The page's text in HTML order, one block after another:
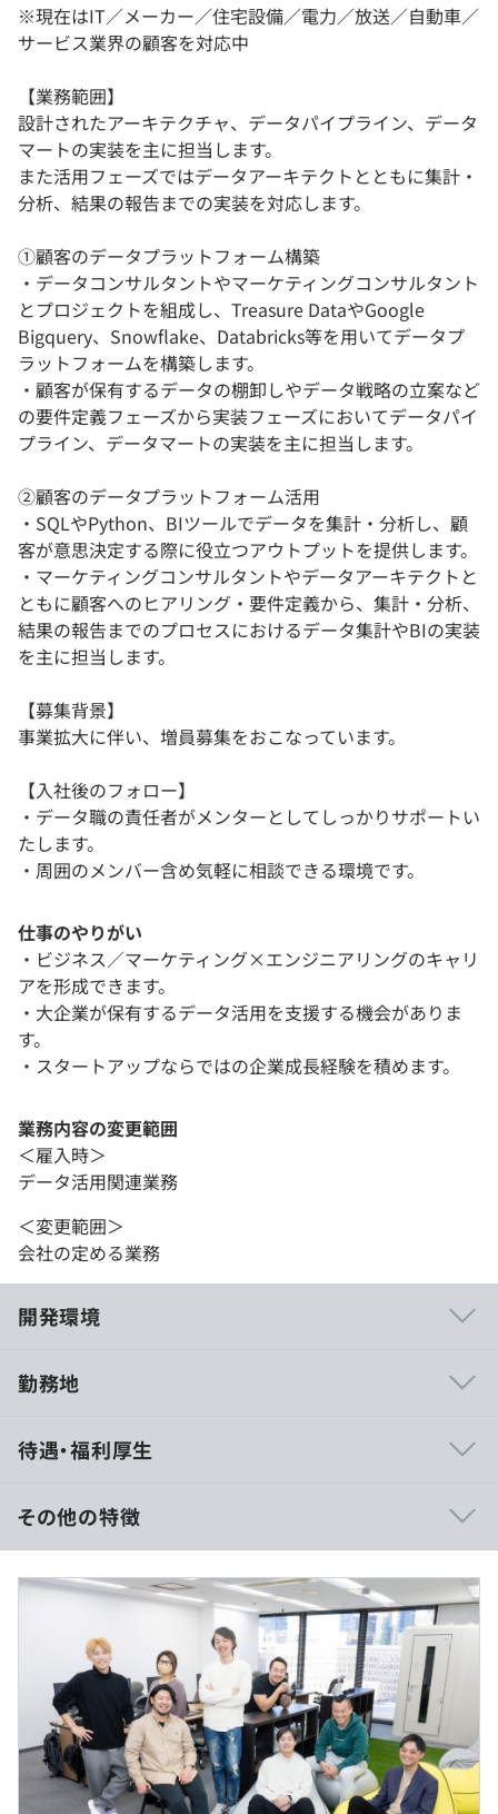
※現在はIT／メーカー／住宅設備／電力／放送／自動車／
サービス業界の顧客を対応中
【業務範囲】
設計されたアーキテクチャ、データパイプライン、データ
マートの実装を主に担当します。
また活用フェーズではデータアーキテクトとともに集計・
分析、結果の報告までの実装を対応します。
①顧客のデータプラットフォーム構築
・データコンサルタントやマーケティングコンサルタント
とプロジェクトを組成し、Treasure DataやGoogle
Bigquery、Snowflake、Databricks等を用いてデータプ
ラットフォームを構築します。
・顧客が保有するデータの棚卸しやデータ戦略の立案など
の要件定義フェーズから実装フェーズにおいてデータパイ
プライン、データマートの実装を主に担当します。
②顧客のデータプラットフォーム活用
・SQLやPython、BIツールでデータを集計・分析し、顧
客が意思決定する際に役立つアウトプットを提供します。
・マーケティングコンサルタントやデータアーキテクトと
ともに顧客へのヒアリング・要件定義から、集計・分析、
結果の報告までのプロセスにおけるデータ集計やBIの実装
を主に担当します。
【募集背景】
事業拡大に伴い、増員募集をおこなっています。
【入社後のフォロー】
・データ職の責任者がメンターとしてしっかりサポートい
たします。
・周囲のメンバー含め気軽に相談できる環境です。
仕事のやりがい
・ビジネス／マーケティング×エンジニアリングのキャリ
アを形成できます。
・大企業が保有するデータ活用を支援する機会がありま
す。
・スタートアップならではの企業成長経験を積めます。
業務内容の変更範囲
＜雇入時＞
データ活用関連業務
＜変更範囲＞
会社の定める業務
開発環境
アップができ、市場価値や希少性を圧倒的に高められま
◎創業メンバーの経歴としてデータ活用支援企業数は累計
100社以上、Tresure Data CDPの活用支援経験10年以上、
プロジェクト継続率90%以上と、他社と比較して、データ
活用における豊富な実績と確かなナレッジを誇ります！
◎デジタルマーケティングのコンサルタントからデータエ
ンジニアにジョブチェンジし、その後トレジャーデータ社
のProfessional Service事業で30人規模の組織の責任者を
担ったメンバーが在籍しています。
◎スタートアップ企業ながら、プライム上場企業をはじめ
とする大型プロジェクトにも携われます！
◎年間休日125日、月間平均残業時間0〜20時間とメリハ
リをつけながら働ける環境です！
勤務地
待遇・福利厚生
■年収：600万円～1000万円
■賃金形態：月給＋賞与
■賃金の決定方法：当社規定により決定いたします。
月給例）
■月給：約41万円〜83万円（固定残業代を含む）
・基本給：約307,706円〜614,813円
・固定残業代：45時間分、約109,260円～218,521円（超
過分は別途支給）
その他の特徴